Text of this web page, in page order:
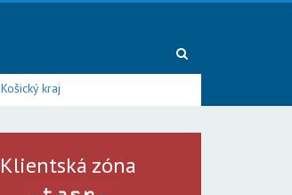
Košický kraj
Klientská zóna